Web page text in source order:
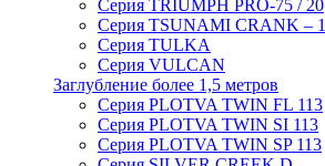
Серия TRIUMPH PRO-75 / 20
Серия TSUNAMI CRANK – 1
Серия TULKA
Серия VULCAN
Заглубление более 1,5 метров
Серия PLOTVA TWIN FL 113
Серия PLOTVA TWIN SI 113
Серия PLOTVA TWIN SP 113